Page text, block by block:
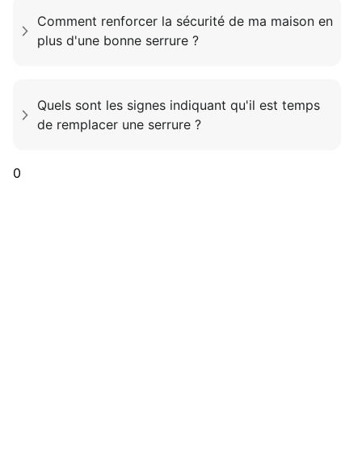
Comment renforcer la sécurité de ma maison en
plus d'une bonne serrure ?
Quels sont les signes indiquant qu'il est temps
de remplacer une serrure ?
0